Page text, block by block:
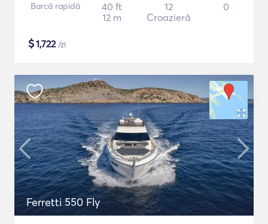
Barcă rapidă
40 ft
12 m
12
Croazieră
0
$1,722/zi
Ferretti 550 Fly